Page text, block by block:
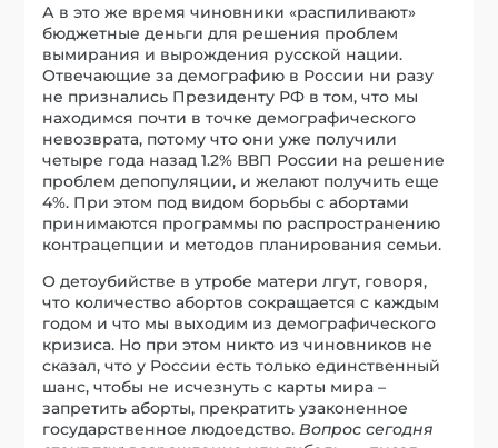
А в это же время чиновники «распиливают»
бюджетные деньги для решения проблем
вымирания и вырождения русской нации.
Отвечающие за демографию в России ни разу
не признались Президенту РФ в том, что мы
находимся почти в точке демографического
невозврата, потому что они уже получили
четыре года назад 1.2% ВВП России на решение
проблем депопуляции, и желают получить еще
4%. При этом под видом борьбы с абортами
принимаются программы по распространению
контрацепции и методов планирования семьи.
О детоубийстве в утробе матери лгут, говоря,
что количество абортов сокращается с каждым
годом и что мы выходим из демографического
кризиса. Но при этом никто из чиновников не
сказал, что у России есть только единственный
шанс, чтобы не исчезнуть с карты мира –
запретить аборты, прекратить узаконенное
государственное людоедство.Вопрос сегодня